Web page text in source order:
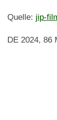
Quelle: jip-
DE 2024, 86